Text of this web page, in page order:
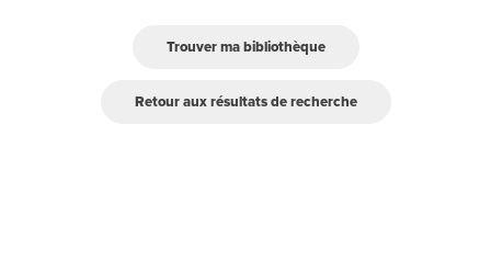
Trouver ma bibliothèque
Retour aux résultats de recherche